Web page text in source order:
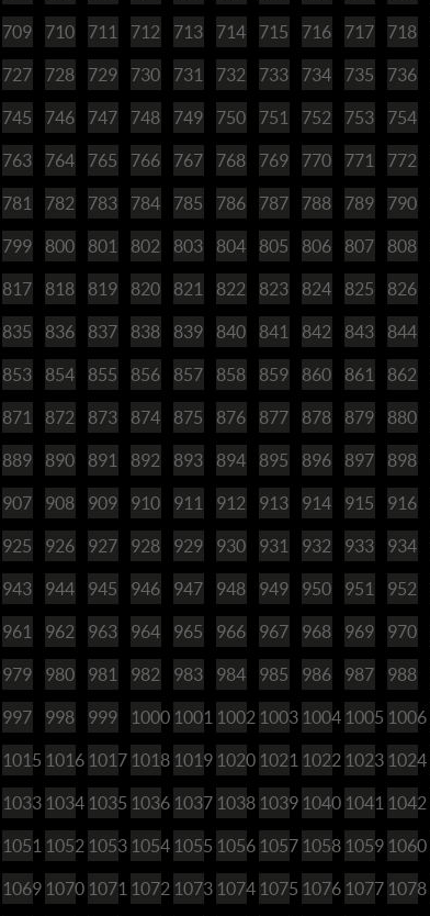
709 710 711 712 713 714 715 716 717 718
727 728 729 730 731 732 733 734 735 736
745 746 747 748 749 750 751 752 753 754
763 764 765 766 767 768 769 770 771 772
781 782 783 784 785 786 787 788 789 790
799 800 801 802 803 804 805 806 807 808
817 818 819 820 821 822 823 824 825 826
835 836 837 838 839 840 841 842 843 844
853 854 855 856 857 858 859 860 861 862
871 872 873 874 875 876 877 878 879 880
889 890 891 892 893 894 895 896 897 898
907 908 909 910 911 912 913 914 915 916
925 926 927 928 929 930 931 932 933 934
943 944 945 946 947 948 949 950 951 952
961 962 963 964 965 966 967 968 969 970
979 980 981 982 983 984 985 986 987 988
997 998 999 1000 1001 1002 1003 1004 1005 1006
1015 1016 1017 1018 1019 1020 1021 1022 1023 1024
1033 1034 1035 1036 1037 1038 1039 1040 1041 1042
1051 1052 1053 1054 1055 1056 1057 1058 1059 1060
1069 1070 1071 1072 1073 1074 1075 1076 1077 1078